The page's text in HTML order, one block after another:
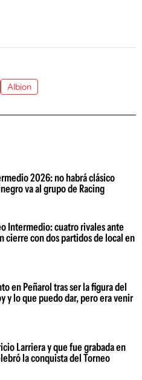
Albion
2026: no habrá clásico
va al grupo de Racing
Intermedio: cuatro rivales ante
cierre con dos partidos de local en
en Peñarol tras ser la figura del
y lo que puedo dar, pero era venir
Larriera y que fue grabada en
la conquista del Torneo